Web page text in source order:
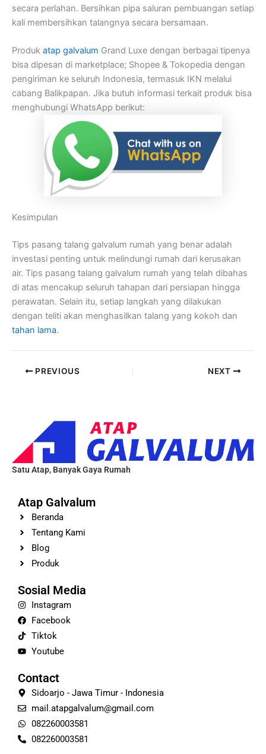
secara perlahan. Bersihkan pipa saluran pembuangan setiap
kali membersihkan talangnya secara bersamaan.
Produk atap galvalum Grand Luxe dengan berbagai tipenya
bisa dipesan di marketplace; Shopee & Tokopedia dengan
pengiriman ke seluruh Indonesia, termasuk IKN melalui
cabang Balikpapan. Jika butuh informasi terkait produk bisa
menghubungi WhatsApp berikut:
Kesimpulan
Tips pasang talang galvalum rumah yang benar adalah
investasi penting untuk melindungi rumah dari kerusakan
air. Tips pasang talang galvalum rumah yang telah dibahas
di atas mencakup seluruh tahapan dari persiapan hingga
perawatan. Selain itu, setiap langkah yang dilakukan
dengan teliti akan menghasilkan talang yang kokoh dan
tahan lama.
PREVIOUS NEXT
Satu Atap, Banyak Gaya Rumah
Atap Galvalum
Beranda
Tentang Kami
Blog
Produk
Sosial Media
Instagram
Facebook
Tiktok
Youtube
Contact
Sidoarjo - Jawa Timur - Indonesia
mail.atapgalvalum@gmail.com
082260003581
082260003581